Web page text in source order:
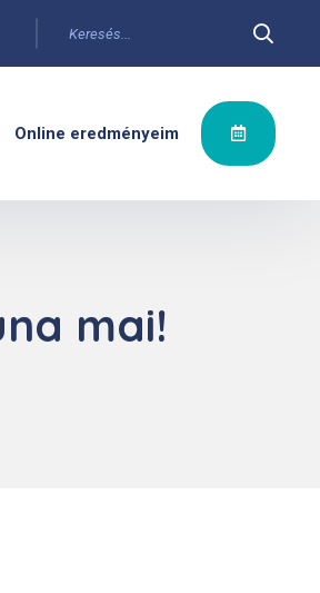
Online eredményeim
mai!